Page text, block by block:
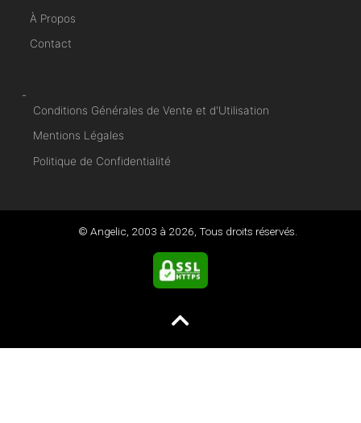
À Propos
Contact
-
Conditions Générales de Vente et d'Utilisation
Mentions Légales
Politique de Confidentialité
© Angelic, 2003 à 2026 , Tous droits réservés.